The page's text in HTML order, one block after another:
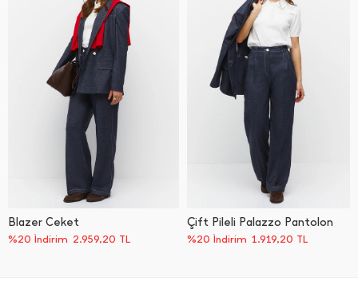
Blazer Ceket
%20 İndirim 2.959,20 TL
Çift Pileli Palazzo Pantolon
%20 İndirim 1.919,20 TL